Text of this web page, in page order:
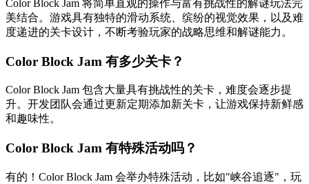
Color Block Jam 将简单直观的操作与富有挑战性的解谜玩法完
美结合。游戏具有独特的滑动系统、缤纷的视觉效果，以及难
度递进的关卡设计，不断考验玩家的战略思维和解谜能力。
Color Block Jam 有多少关卡？
Color Block Jam 包含大量具有挑战性的关卡，难度会逐步提
升。开发团队会通过更新定期添加新关卡，让游戏保持新鲜感
和趣味性。
Color Block Jam 有特殊活动吗？
有的！Color Block Jam 会举办特殊活动，比如"峡谷追逐"，玩